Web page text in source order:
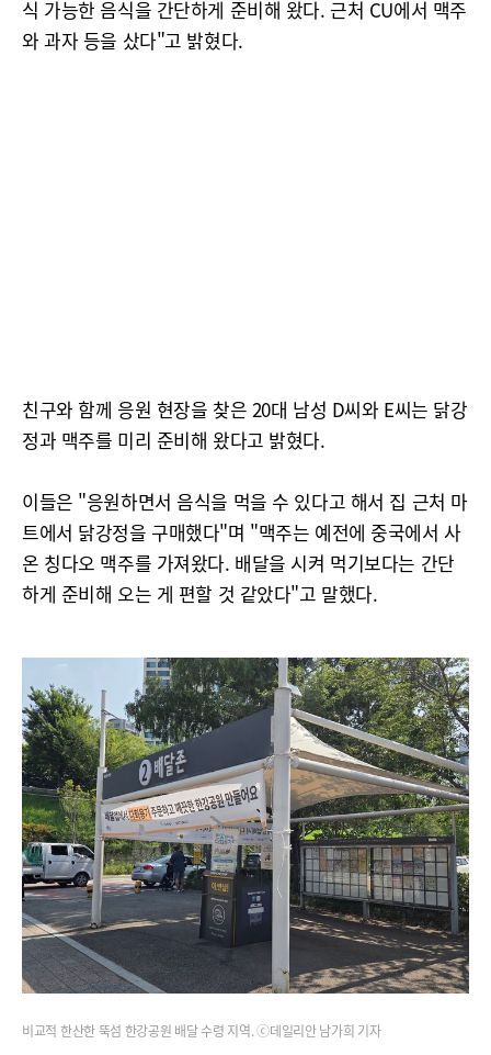
식 가능한 음식을 간단하게 준비해 왔다. 근처 CU에서 맥주
와 과자 등을 샀다"고 밝혔다.
친구와 함께 응원 현장을 찾은 20대 남성 D씨와 E씨는 닭강
정과 맥주를 미리 준비해 왔다고 밝혔다.
이들은 "응원하면서 음식을 먹을 수 있다고 해서 집 근처 마
트에서 닭강정을 구매했다"며 "맥주는 예전에 중국에서 사
온 칭다오 맥주를 가져왔다. 배달을 시켜 먹기보다는 간단
하게 준비해 오는 게 편할 것 같았다"고 말했다.
비교적 한산한 뚝섬 한강공원 배달 수령 지역. ⓒ데일리안 남가희 기자